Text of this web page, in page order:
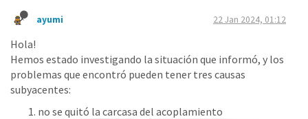
ayumi 22 Jan 2024, 01:12
Hola!
Hemos estado investigando la situación que informó, y los
problemas que encontró pueden tener tres causas
subyacentes:
no se quitó la carcasa del acoplamiento